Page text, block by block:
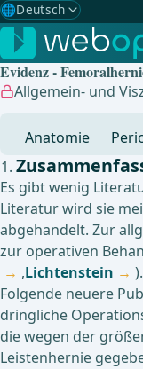
🌐Deutsch
Gewählte Sprache:
🇩🇪 Deutsch
🇬🇧English
🇧🇷
Evidenz -
Allgemein- und
Anatomie
Es gibt wenig
Literatur wird sie
abgehandelt. Zur
zur operativen
,Lichtenstein
).
Folgende neuere
dringliche
die wegen der
Leistenhernie